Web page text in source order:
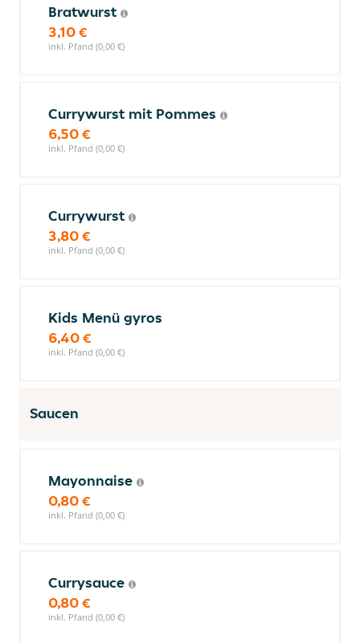
Bratwurst
3,10 €
inkl. Pfand (0,00 €)
Currywurst mit Pommes
6,50 €
inkl. Pfand (0,00 €)
Currywurst
3,80 €
inkl. Pfand (0,00 €)
Kids Menü gyros
6,40 €
inkl. Pfand (0,00 €)
Saucen
Mayonnaise
0,80 €
inkl. Pfand (0,00 €)
Currysauce
0,80 €
inkl. Pfand (0,00 €)